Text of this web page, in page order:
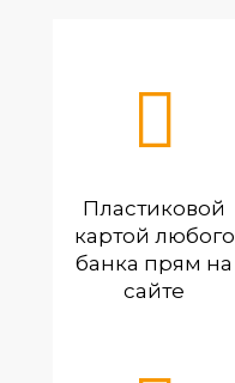
Пластиковой
картой любого
банка прям на
сайте